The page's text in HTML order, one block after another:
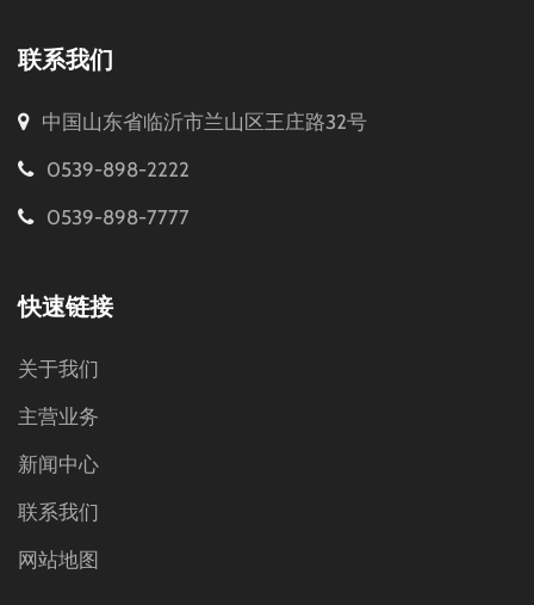
联系我们
中国山东省临沂市兰山区王庄路32号
0539-898-2222
0539-898-7777
快速链接
关于我们
主营业务
新闻中心
联系我们
网站地图